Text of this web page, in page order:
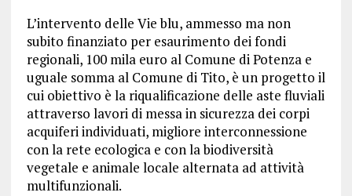
L’intervento delle Vie blu, ammesso ma non
subito finanziato per esaurimento dei fondi
regionali, 100 mila euro al Comune di Potenza e
uguale somma al Comune di Tito, è un progetto il
cui obiettivo è la riqualificazione delle aste fluviali
attraverso lavori di messa in sicurezza dei corpi
acquiferi individuati, migliore interconnessione
con la rete ecologica e con la biodiversità
vegetale e animale locale alternata ad attività
multifunzionali.